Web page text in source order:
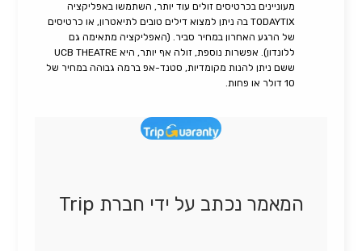
מעוניינים בכרטיסים זולים עוד יותר, השתמשו באפליקציה
TODAYTIX בה ניתן למצוא דילים טובים לתיאטרון, או כרטיסים
של הרגע האחרון במחיר סביר. (האפליקציה מתאימה גם
ללונדון). אפשרות נוספת, זולה אף יותר, היא UCB THEATRE
ששם ניתן להנות מקומדיות, סטנד-אפ ברמה גבוהה במחיר של
10 דולר או פחות.
המאמר נכתב על ידי חברת Trip